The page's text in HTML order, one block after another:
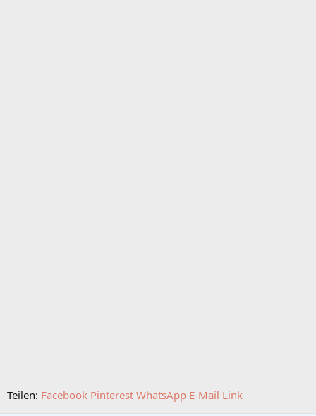
Teilen: Facebook Pinterest WhatsApp E-Mail Link